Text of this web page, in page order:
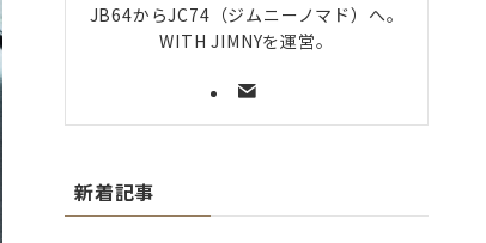
JB64からJC74（ジムニーノマド）へ。
WITH JIMNYを運営。
新着記事